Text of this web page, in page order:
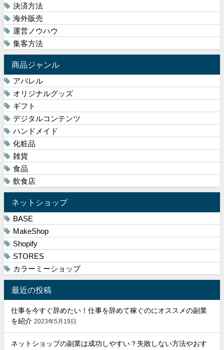
決済方法
海外販売
運営ノウハウ
集客方法
商品ジャンル
アパレル
オリジナルグッズ
ギフト
デジタルコンテンツ
ハンドメイド
化粧品
雑貨
食品
飲食店
ネットショップ
BASE
MakeShop
Shopify
STORES
カラーミーショップ
最近の投稿
仕事を今すぐ辞めたい！仕事を辞めて稼ぐのにオススメの副業
を紹介 2023年5月19日
ネットショップの副業は成功しやすい？失敗しない方法やおす